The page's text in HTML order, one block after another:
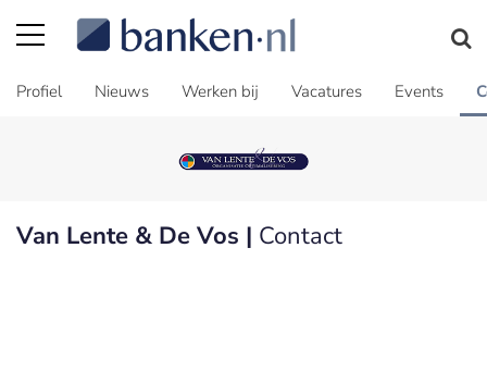
Profiel Nieuws Werken bij Vacatures Events
Van Lente & De Vos | Contact